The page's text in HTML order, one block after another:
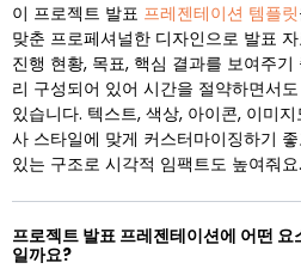
이 프로젝트 발표 프레젠테이션 템플릿
맞춘 프로페셔널한 디자인으로 발표
진행 현황, 목표, 핵심 결과를 보여주
리 구성되어 있어 시간을 절약하면서
있습니다. 텍스트, 색상, 아이콘, 이미
사 스타일에 맞게 커스터마이징하기
있는 구조로 시각적 임팩트도 높여줘요.
프로젝트 발표 프레젠테이션에 어떤
일까요?